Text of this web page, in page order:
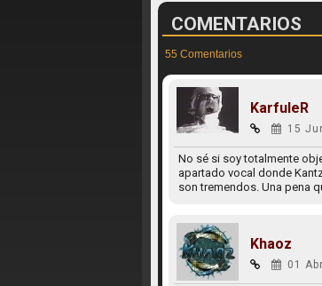
COMENTARIOS
55 Comentarios
KarfuleR
15
No sé si soy totalmente
apartado vocal donde
son tremendos. Una pena
Khaoz
01